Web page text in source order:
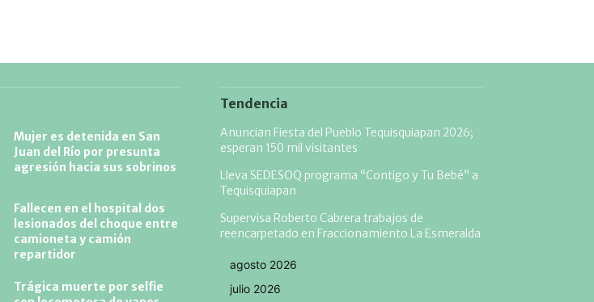
Mujer es detenida en San
Juan del Río por presunta
agresión hacia sus sobrinos
Fallecen en el hospital dos
lesionados del choque entre
camioneta y camión
repartidor
Trágica muerte por selfie
Tendencia
Anuncian Fiesta del Pueblo Tequisquiapan 2026;
esperan 150 mil visitantes
Lleva SEDESOQ programa “Contigo y Tu Bebé” a
Tequisquiapan
Supervisa Roberto Cabrera trabajos de
reencarpetado en Fraccionamiento La Esmeralda
agosto 2026
julio 2026